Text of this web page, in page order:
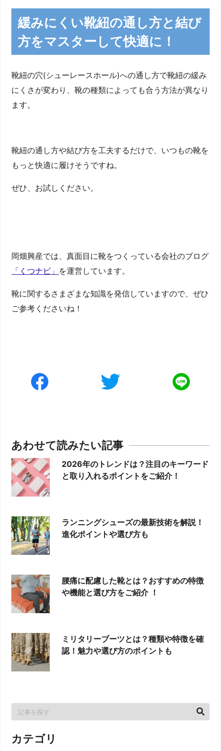
緩みにくい靴紐の通し方と結び
方をマスターして快適に！
靴紐の穴(シューレースホール)への通し方で靴紐の緩み
にくさが変わり、靴の種類によっても合う方法が異なり
ます。
靴紐の通し方や結び方を工夫するだけで、いつもの靴を
もっと快適に履けそうですね。
ぜひ、お試しください。
岡畑興産では、真面目に靴をつくっている会社のブログ
「くつナビ」 を運営しています。
靴に関するさまざまな知識を発信していますので、ぜひ
ご参考くださいね！
あわせて読みたい記事
2026年のトレンドは？注目のキーワード
と取り入れるポイントをご紹介！
ランニングシューズの最新技術を解説！
進化ポイントや選び方も
腰痛に配慮した靴とは？おすすめの特徴
や機能と選び方をご紹介 ！
ミリタリーブーツとは？種類や特徴を確
認！魅力や選び方のポイントも
カテゴリ